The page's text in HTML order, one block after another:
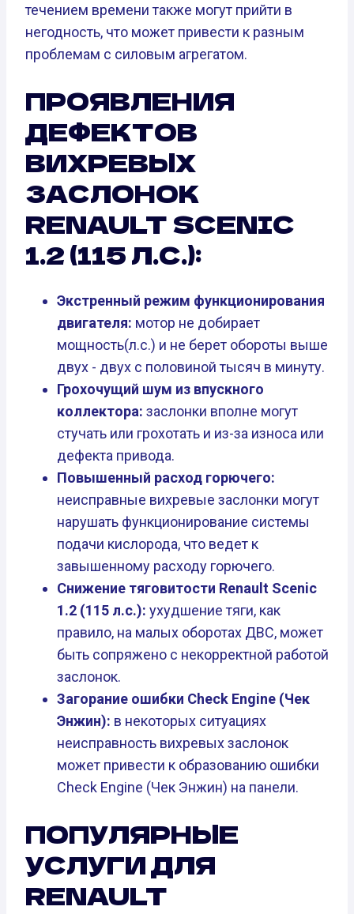
течением времени также могут прийти в
негодность, что может привести к разным
проблемам с силовым агрегатом.
ПРОЯВЛЕНИЯ
ДЕФЕКТОВ
ВИХРЕВЫХ
ЗАСЛОНОК
RENAULT SCENIC
1.2 (115 Л.С.):
Экстренный режим функционирования
двигателя: мотор не добирает
мощность(л.с.) и не берет обороты выше
двух - двух с половиной тысяч в минуту.
Грохочущий шум из впускного
коллектора: заслонки вполне могут
стучать или грохотать и из-за износа или
дефекта привода.
Повышенный расход горючего:
неисправные вихревые заслонки могут
нарушать функционирование системы
подачи кислорода, что ведет к
завышенному расходу горючего.
Снижение тяговитости Renault Scenic
1.2 (115 л.с.): ухудшение тяги, как
правило, на малых оборотах ДВС, может
быть сопряжено с некорректной работой
заслонок.
Загорание ошибки Check Engine (Чек
Энжин): в некоторых ситуациях
неисправность вихревых заслонок
может привести к образованию ошибки
Check Engine (Чек Энжин) на панели.
ПОПУЛЯРНЫЕ
УСЛУГИ ДЛЯ
RENAULT